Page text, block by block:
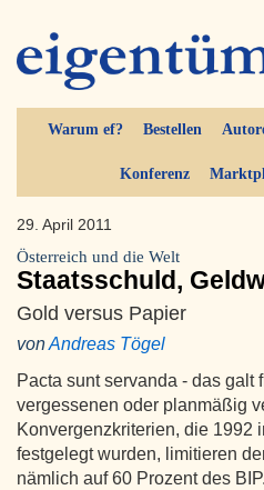
Warum ef? Bestellen
Konferenz
29. April 2011
Österreich und die Welt
Staatsschuld,
Gold versus Papier
vonAndreas Tögel
Pacta sunt servanda - das galt
vergessenen oder planmäßig
Konvergenzkriterien, die 1992
festgelegt wurden, limitieren
nämlich auf 60 Prozent des